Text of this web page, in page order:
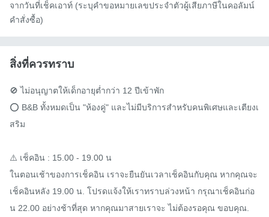
จากวันที่เช็คเอาท์ (ระบุคำขอหมายเลขประจำตัวผู้เสียภาษีในคอลัมน์
คำสั่งซื้อ)
สิ่งที่ควรทราบ
🚫 ไม่อนุญาตให้เด็กอายุต่ำกว่า 12 ปีเข้าพัก
⭕️ B&B ทั้งหมดเป็น "ห้องคู่" และไม่มีบริการสำหรับคนพิเศษและเตียงเ
สริม
⚠️ เช็คอิน : 15.00 - 19.00 น
ในตอนเช้าของการเช็คอิน เราจะยืนยันเวลาเช็คอินกับคุณ หากคุณจะ
เช็คอินหลัง 19.00 น. โปรดแจ้งให้เราทราบล่วงหน้า กรุณาเช็คอินก่อ
น 22.00 อย่างช้าที่สุด หากคุณมาสายเราจะ ไม่ต้องรอคุณ ขอบคุณ.